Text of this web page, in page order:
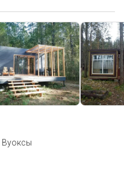
Вуоксы